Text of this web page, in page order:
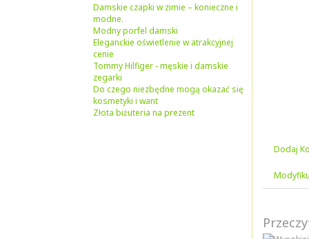
Damskie czapki w zimie – konieczne i
modne.
Modny porfel damski
Eleganckie oświetlenie w atrakcyjnej
cenie
Tommy Hilfiger - męskie i damskie
zegarki
Do czego niezbędne mogą okazać się
kosmetyki i want
Złota biżuteria na prezent
Dodaj